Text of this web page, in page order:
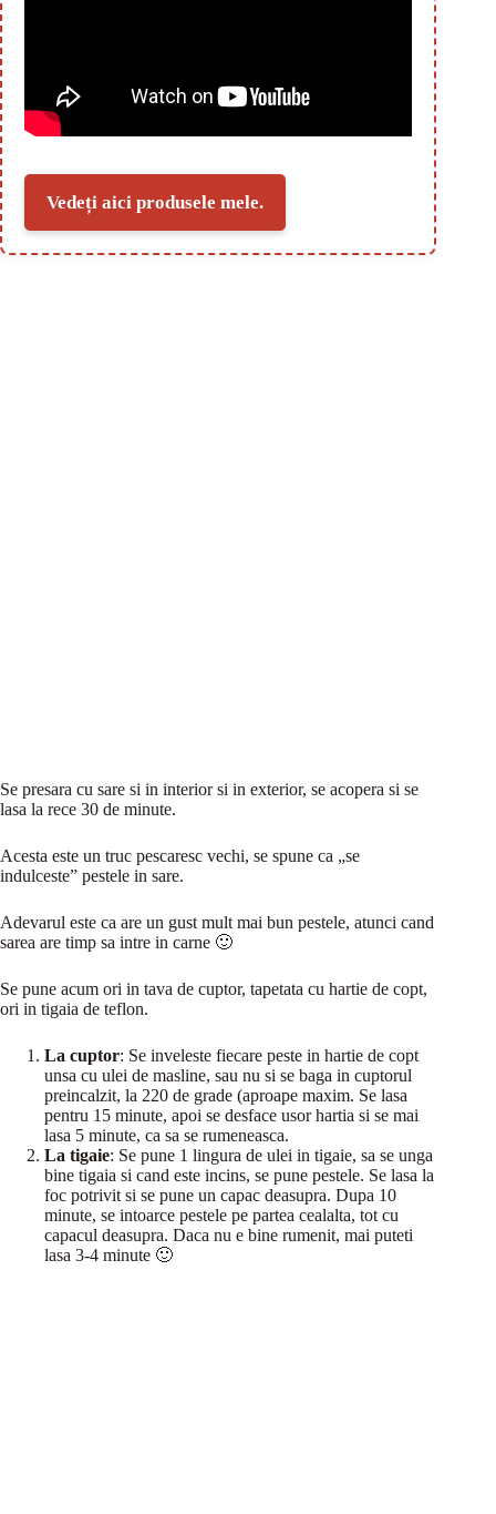
Vedeți aici produsele mele.
Se presara cu sare si in interior si in exterior, se acopera si se
lasa la rece 30 de minute.
Acesta este un truc pescaresc vechi, se spune ca „se
indulceste” pestele in sare.
Adevarul este ca are un gust mult mai bun pestele, atunci cand
sarea are timp sa intre in carne 🙂
Se pune acum ori in tava de cuptor, tapetata cu hartie de copt,
ori in tigaia de teflon.
La cuptor: Se inveleste fiecare peste in hartie de copt
unsa cu ulei de masline, sau nu si se baga in cuptorul
preincalzit, la 220 de grade (aproape maxim. Se lasa
pentru 15 minute, apoi se desface usor hartia si se mai
lasa 5 minute, ca sa se rumeneasca.
La tigaie: Se pune 1 lingura de ulei in tigaie, sa se unga
bine tigaia si cand este incins, se pune pestele. Se lasa la
foc potrivit si se pune un capac deasupra. Dupa 10
minute, se intoarce pestele pe partea cealalta, tot cu
capacul deasupra. Daca nu e bine rumenit, mai puteti
lasa 3-4 minute 🙂